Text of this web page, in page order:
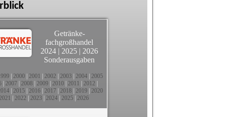
Getränke-
fachgroßhandel
2024 | 2025 | 2026
Sonderausgaben
2000 2001 2002 2003 2004 2005
2007 2008 2009 2010 2011 2012
2015 2016 2017 2018 2019 2020
2022 2023| 2024| 2025| 2026